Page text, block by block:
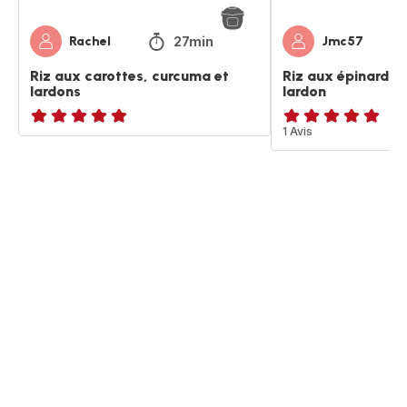
Rachel 27min
Riz aux carottes, curcuma et
lardons
ratings.NaN
Jmc57
Riz aux épinards
lardon
Avis
5
1 Avis